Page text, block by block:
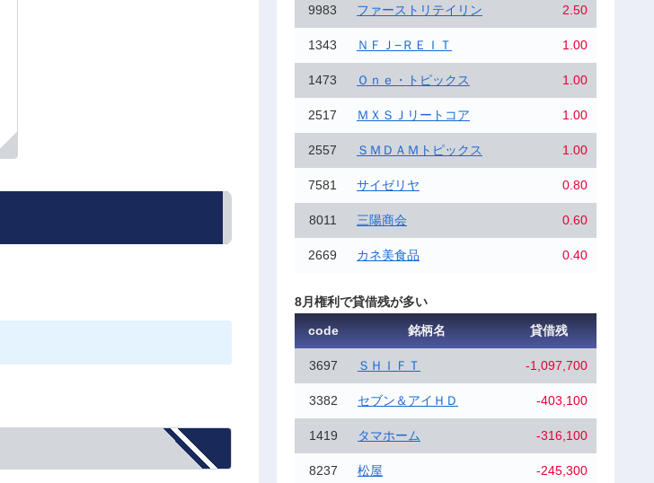
9983 ファーストリテイリン 2.50
1343 ＮＦＪ−ＲＥＩＴ 1.00
1473 Ｏｎｅ・トピックス 1.00
2517 ＭＸＳＪリートコア 1.00
2557 ＳＭＤＡＭトピックス 1.00
7581 サイゼリヤ 0.80
8011 三陽商会 0.60
2669 カネ美食品 0.40
8月権利で貸借残が多い
code
銘柄名 貸借残
3697 ＳＨＩＦＴ -1,097,700
3382 セブン＆アイＨＤ -403,100
1419 タマホーム -316,100
8237 松屋 -245,300